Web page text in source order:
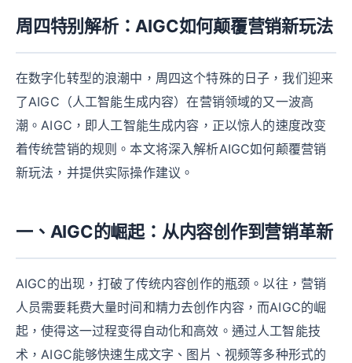
周四特别解析：AIGC如何颠覆营销新玩法
在数字化转型的浪潮中，周四这个特殊的日子，我们迎来
了AIGC（人工智能生成内容）在营销领域的又一波高
潮。AIGC，即人工智能生成内容，正以惊人的速度改变
着传统营销的规则。本文将深入解析AIGC如何颠覆营销
新玩法，并提供实际操作建议。
一、AIGC的崛起：从内容创作到营销革新
AIGC的出现，打破了传统内容创作的瓶颈。以往，营销
人员需要耗费大量时间和精力去创作内容，而AIGC的崛
起，使得这一过程变得自动化和高效。通过人工智能技
术，AIGC能够快速生成文字、图片、视频等多种形式的